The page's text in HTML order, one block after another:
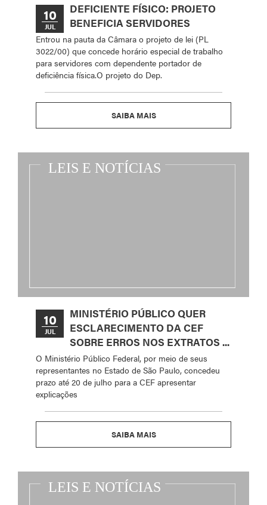
10
JUL
DEFICIENTE FÍSICO: PROJETO
BENEFICIA SERVIDORES
Entrou na pauta da Câmara o projeto de lei (PL
3022/00) que concede horário especial de trabalho
para servidores com dependente portador de
deficiência física.O projeto do Dep.
SAIBA MAIS
10
JUL
MINISTÉRIO PÚBLICO QUER
ESCLARECIMENTO DA CEF
SOBRE ERROS NOS EXTRATOS ...
O Ministério Público Federal, por meio de seus
representantes no Estado de São Paulo, concedeu
prazo até 20 de julho para a CEF apresentar
explicações
SAIBA MAIS